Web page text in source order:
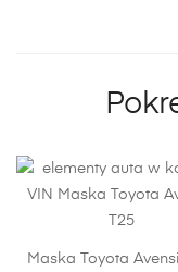
Maska Toyota